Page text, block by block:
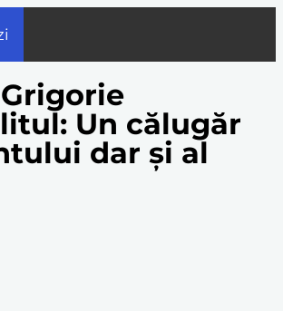
Un călugăr
dar și al